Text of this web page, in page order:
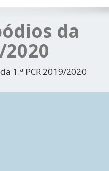
da
2020
1.ª PCR 2019/2020